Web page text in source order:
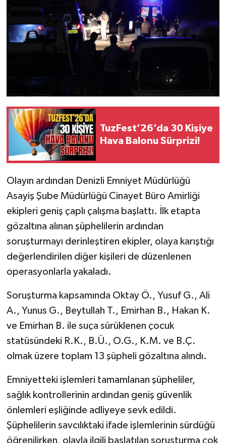
TuzFest’26’da 30 Kişiye
Hava Balonu Sürprizi!
Olayın ardından Denizli Emniyet Müdürlüğü
Asayiş Şube Müdürlüğü Cinayet Büro Amirliği
ekipleri geniş çaplı çalışma başlattı. İlk etapta
gözaltına alınan şüphelilerin ardından
soruşturmayı derinleştiren ekipler, olaya karıştığı
değerlendirilen diğer kişileri de düzenlenen
operasyonlarla yakaladı.
Soruşturma kapsamında Oktay Ö., Yusuf G., Ali
A., Yunus G., Beytullah T., Emirhan B., Hakan K.
ve Emirhan B. ile suça sürüklenen çocuk
statüsündeki R.K., B.Ü., O.G., K.M. ve B.Ç.
olmak üzere toplam 13 şüpheli gözaltına alındı.
Emniyetteki işlemleri tamamlanan şüpheliler,
sağlık kontrollerinin ardından geniş güvenlik
önlemleri eşliğinde adliyeye sevk edildi.
Şüphelilerin savcılıktaki ifade işlemlerinin sürdüğü
öğrenilirken, olayla ilgili başlatılan soruşturma çok